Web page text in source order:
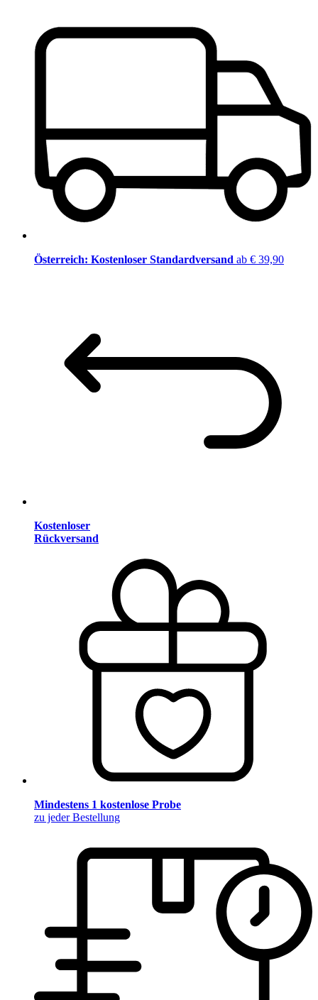
Österreich: Kostenloser Standardversand ab € 39,90
Kostenloser
Rückversand
Mindestens 1 kostenlose Probe
zu jeder Bestellung